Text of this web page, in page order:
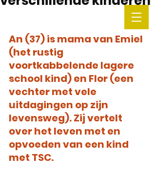
An (37) is mama van Emiel
(het rustig
voortkabbelende lagere
school kind) en Flor (een
vechter met vele
uitdagingen op zijn
levensweg). Zij vertelt
over het leven met en
opvoeden van een kind
met TSC.